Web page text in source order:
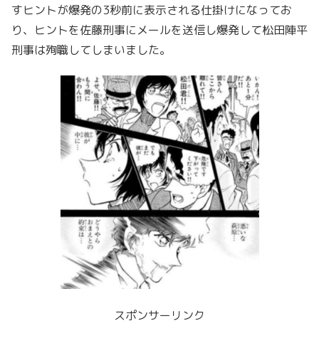
すヒントが爆発の3秒前に表示される仕掛けになってお
り、ヒントを佐藤刑事にメールを送信し爆発して松田陣平
刑事は殉職してしまいました。
スポンサーリンク